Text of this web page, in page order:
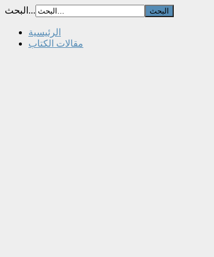
البحث...
الرئيسية
مقالات الكتاب